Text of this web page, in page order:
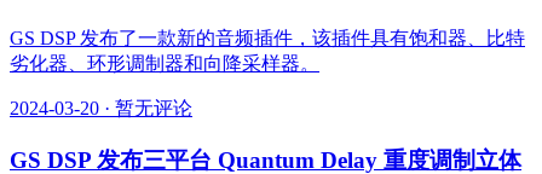
GS DSP 发布了一款新的音频插件，该插件具有饱和器、比特
劣化器、环形调制器和向降采样器。
2024-03-20 · 暂无评论
GS DSP 发布三平台 Quantum Delay 重度调制立体